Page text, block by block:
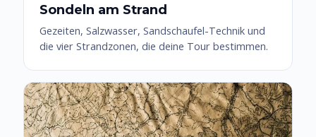
Sondeln am Strand
Gezeiten, Salzwasser, Sandschaufel-Technik und
die vier Strandzonen, die deine Tour bestimmen.